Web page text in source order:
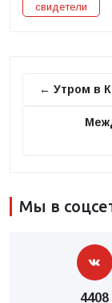
свидетели
← Утром в
Мы в
4408